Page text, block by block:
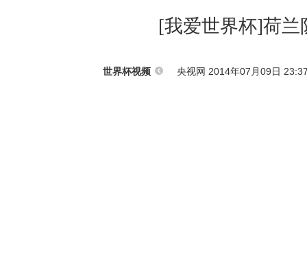
[我爱世界杯]荷兰
世界杯视频 央视网 2014年07月09日